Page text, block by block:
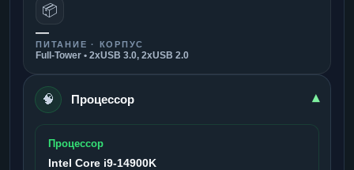
📦
—
ПИТАНИЕ · КОРПУС
Full-Tower • 2xUSB 3.0, 2xUSB 2.0
🧠 Процессор ▾
Процессор
Intel Core i9-14900K